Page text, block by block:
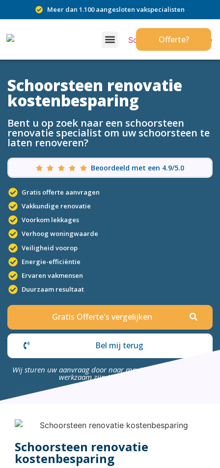
Meer dan 1.100 aangesloten vakspecialisten
Offerte?
Schoorsteen renovatie
kostenbesparing
Bent u op zoek naar een schoorsteen
renovatie specialist om uw schoorsteen te
laten renoveren?
Beoordeeld met een 4.9/5.0
Gratis offerte aanvragen
Vakkundige renovatie
Voorkom lekkages
Verhoog woningwaarde
Veiligheid voorop
Energie-efficiëntie
Ervaren vakmensen
Duurzaam resultaat
Gratis Offerte's vergelijken
Bel mij terug
Wij sturen uw aanvraag door naar maximaal 4 bedrijven die
werkzaam zijn in uw omgeving.
Schoorsteen renovatie
kostenbesparing